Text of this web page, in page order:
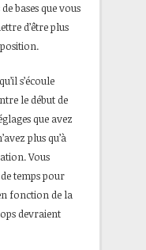
bases que vous
d’être plus
s’écoule
le début de
que avez
plus qu’à
Vous
temps pour
fonction de la
devraient